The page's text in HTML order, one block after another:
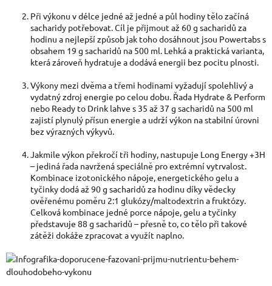
Při výkonu v délce jedné až jedné a půl hodiny tělo začíná
sacharidy potřebovat. Cíl je přijmout až 60 g sacharidů za
hodinu a nejlepší způsob jak toho dosáhnout jsou Powertabs s
obsahem 19 g sacharidů na 500 ml. Lehká a praktická varianta,
která zároveň hydratuje a dodává energii bez pocitu plnosti.
Výkony mezi dvěma a třemi hodinami vyžadují spolehlivý a
vydatný zdroj energie po celou dobu. Řada Hydrate & Perform
nebo Ready to Drink lahve s 35 až 37 g sacharidů na 500 ml
zajistí plynulý přísun energie a udrží výkon na stabilní úrovni
bez výrazných výkyvů.
Jakmile výkon překročí tři hodiny, nastupuje Long Energy +3H
– jediná řada navržená speciálně pro extrémní vytrvalost.
Kombinace izotonického nápoje, energetického gelu a
tyčinky dodá až 90 g sacharidů za hodinu díky vědecky
ověřenému poměru 2:1 glukózy/maltodextrin a fruktózy.
Celková kombinace jedné porce nápoje, gelu a tyčinky
představuje 88 g sacharidů – přesně to, co tělo při takové
zátěži dokáže zpracovat a využít naplno.